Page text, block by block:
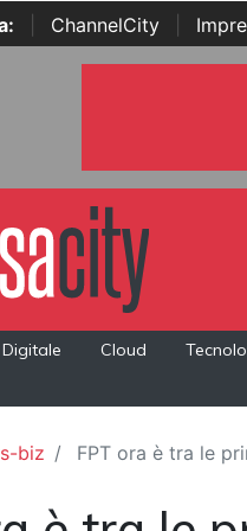
ChannelCity
Cloud
biz FPT ora è tra le